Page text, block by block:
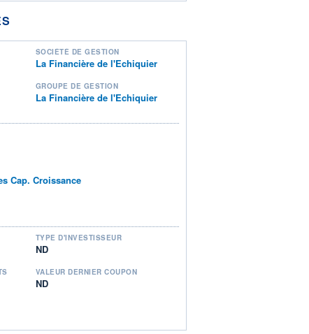
SOCIÉTÉ DE GESTION
La Financière de l'Echiquier
GROUPE DE GESTION
La Financière de l'Echiquier
Cap. Croissance
TYPE D'INVESTISSEUR
ND
VALEUR DERNIER COUPON
ND